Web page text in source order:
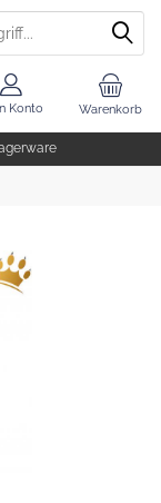
Warenkorb
Konto